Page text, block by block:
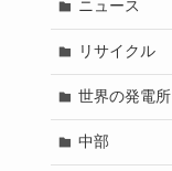
ニュース
リサイクル
世界の発電所
中部